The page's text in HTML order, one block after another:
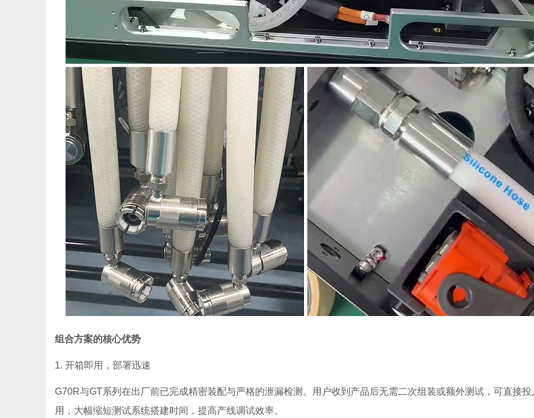
组合方案的核心优势
1. 开箱即用，部署迅速
G70R与GT系列在出厂前已完成精密装配与严格的泄漏检测。用户收到产品后无需二次组装或额外测试，可直接投
用，大幅缩短测试系统搭建时间，提高产线调试效率。